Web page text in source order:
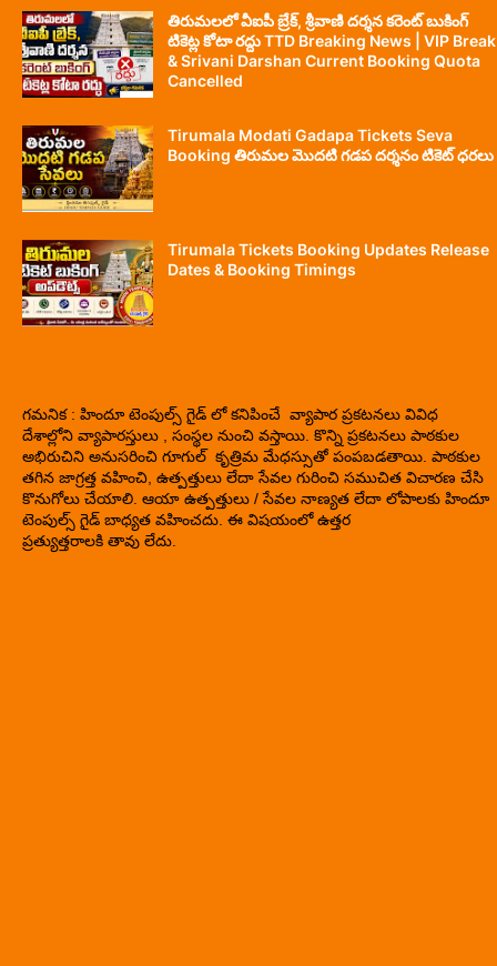
తిరుమలలో వీఐపీ బ్రేక్, శ్రీవాణి దర్శన కరెంట్ బుకింగ్
టికెట్ల కోటా రద్దు TTD Breaking News | VIP Break
& Srivani Darshan Current Booking Quota
Cancelled
Tirumala Modati Gadapa Tickets Seva
Booking తిరుమల మొదటి గడప దర్శనం టికెట్ ధరలు
Tirumala Tickets Booking Updates Release
Dates & Booking Timings
గమనిక : హిందూ టెంపుల్స్ గైడ్ లో కనిపించే వ్యాపార ప్రకటనలు వివిధ
దేశాల్లోని వ్యాపారస్తులు , సంస్థల నుంచి వస్తాయి. కొన్ని ప్రకటనలు పాఠకుల
అభిరుచిని అనుసరించి గూగుల్ కృత్రిమ మేధస్సుతో పంపబడతాయి. పాఠకుల
తగిన జాగ్రత్త వహించి, ఉత్పత్తులు లేదా సేవల గురించి సముచిత విచారణ చేసి
కొనుగోలు చేయాలి. ఆయా ఉత్పత్తులు / సేవల నాణ్యత లేదా లోపాలకు హిందూ
టెంపుల్స్ గైడ్ బాధ్యత వహించదు. ఈ విషయంలో ఉత్తర
ప్రత్యుత్తరాలకి తావు లేదు.